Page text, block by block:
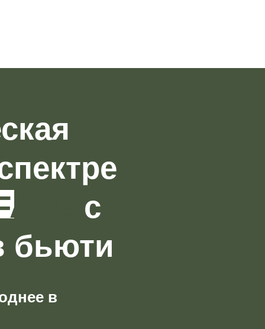
с
бьюти
в